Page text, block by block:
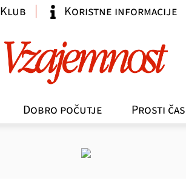
Dobro počutje Prosti čas
Klub Koristne informacije